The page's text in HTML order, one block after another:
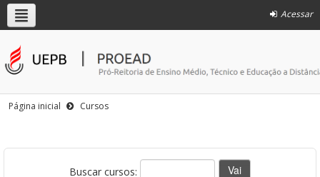
Acessar
Página inicial Cursos
Buscar cursos: